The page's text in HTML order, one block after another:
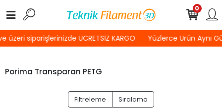
üzeri siparişlerinizde ÜCRETSİZ KARGO Yüzlerce Ürün Aynı
0
Porima Transparan PETG
Filtreleme Sıralama